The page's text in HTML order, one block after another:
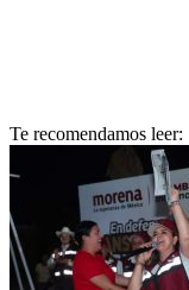
Te recomendamos leer: